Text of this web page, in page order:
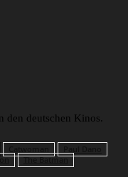
den deutschen Kinos.
The Batman